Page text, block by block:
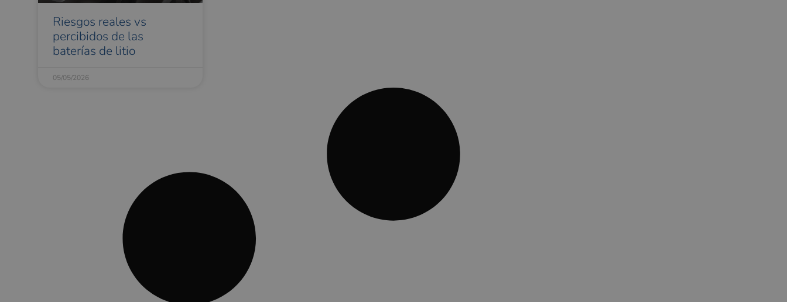
Riesgos reales vs
percibidos de las
baterías de litio
05/05/2026